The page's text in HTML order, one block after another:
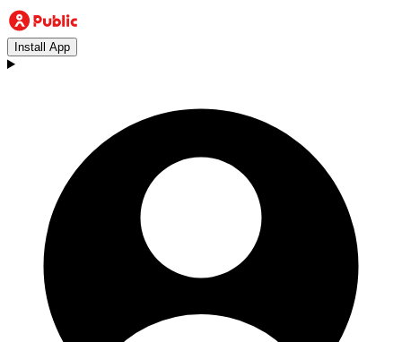
Install App